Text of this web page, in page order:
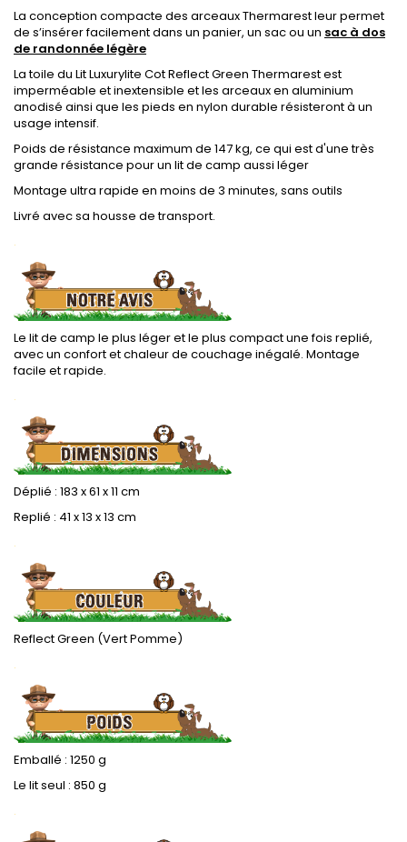
La conception compacte des arceaux Thermarest leur permet
de s’insérer facilement dans un panier, un sac ou un sac à dos
de randonnée légère
La toile du Lit Luxurylite Cot Reflect Green Thermarest est
imperméable et inextensible et les arceaux en aluminium
anodisé ainsi que les pieds en nylon durable résisteront à un
usage intensif.
Poids de résistance maximum de 147 kg, ce qui est d'une très
grande résistance pour un lit de camp aussi léger
Montage ultra rapide en moins de 3 minutes, sans outils
Livré avec sa housse de transport.
.
Le lit de camp le plus léger et le plus compact une fois replié,
avec un confort et chaleur de couchage inégalé. Montage
facile et rapide.
.
Déplié : 183 x 61 x 11 cm
Replié : 41 x 13 x 13 cm
.
Reflect Green (Vert Pomme)
.
Emballé : 1250 g
Le lit seul : 850 g
.